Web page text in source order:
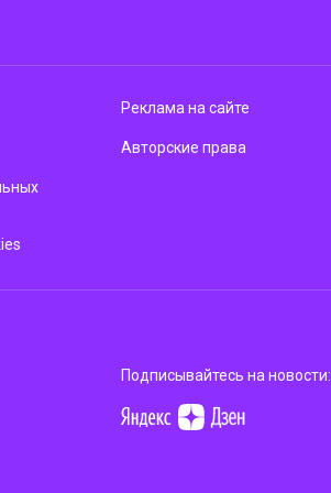
Реклама на сайте
Авторские права
Подписывайтесь на новости: